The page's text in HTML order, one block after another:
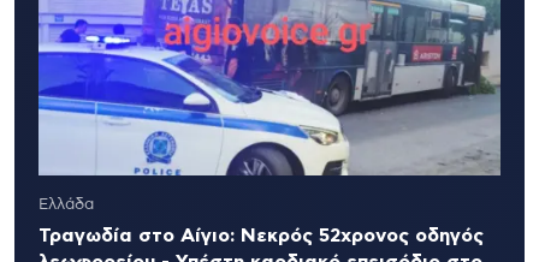
Ελλάδα
Τραγωδία στο Αίγιο: Νεκρός 52χρονος οδηγός